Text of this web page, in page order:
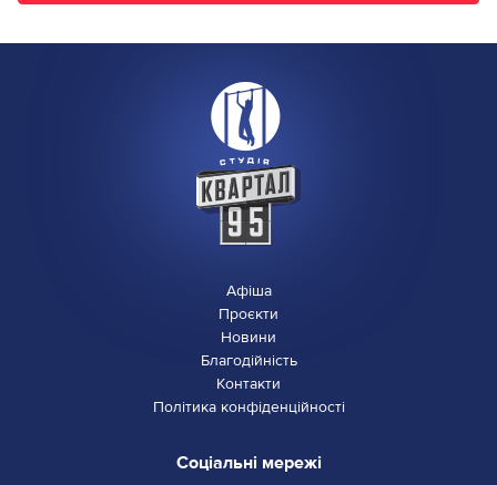
Афіша
Проєкти
Новини
Благодійність
Контакти
Політика конфіденційності
Соціальні мережі